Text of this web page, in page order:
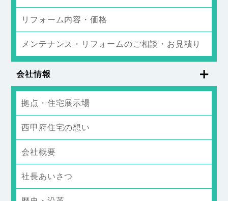
リフォーム内容・価格
メンテナンス・リフォームのご相談・お見積り
会社情報
拠点・住宅展示場
西甲府住宅の想い
会社概要
社長あいさつ